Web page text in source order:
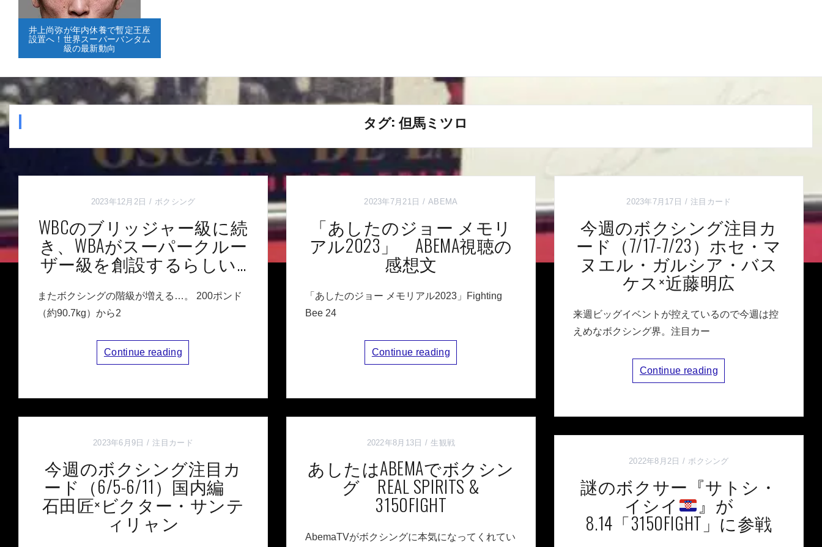
井上尚弥が年内休養で暫定王座
設置へ！世界スーパーバンタム
級の最新動向
タグ: 但馬ミツロ
2023年12月2日 ボクシング
WBCのブリッジャー級に続
き、WBAがスーパークルー
ザー級を創設するらしい…
またボクシングの階級が増える…。 200ポンド
（約90.7kg）から2
Continue reading
2023年7月21日 ABEMA
「あしたのジョー メモリ
アル2023」 ABEMA視聴の
感想文
「あしたのジョー メモリアル2023」Fighting
Bee 24
Continue reading
2023年7月17日 注目カード
今週のボクシング注目カ
ード（7/17-7/23）ホセ・マ
ヌエル・ガルシア・バス
ケス×近藤明広
来週ビッグイベントが控えているので今週は控
えめなボクシング界。注目カー
Continue reading
2023年6月9日 注目カード
今週のボクシング注目カ
ード（6/5-6/11）国内編
石田匠×ビクター・サンテ
ィリャン
2022年8月13日 生観戦
あしたはABEMAでボクシン
グ REAL SPIRITS &
3150FIGHT
AbemaTVがボクシングに本気になってくれてい
2022年8月2日 ボクシング
謎のボクサー『サトシ・
イシイ 』が
8.14「3150FIGHT」に参戦